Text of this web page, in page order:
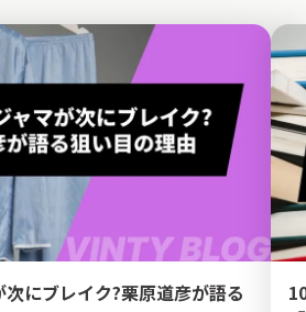
にブレイク?栗原道彦が語る